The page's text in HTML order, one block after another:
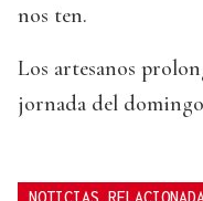
nos ten.
Los artesanos
jornada del
NOTICIAS